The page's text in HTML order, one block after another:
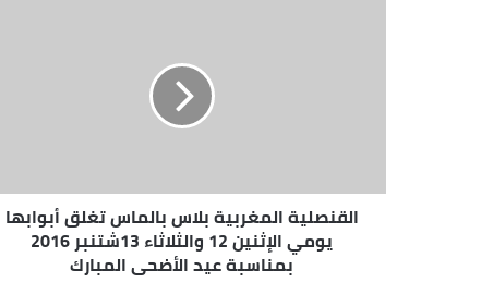
12
والثلاثاءالقنصلية المغربية بلاس بالماس تغلق أبوابها
يومي الإثنين 12 والثلاثاء 13شتنبر 2016
بمناسبة عيد الأضحى المبارك